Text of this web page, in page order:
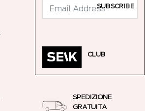
SUBSCRIBE
CLUB
SPEDIZIONE
GRATUITA